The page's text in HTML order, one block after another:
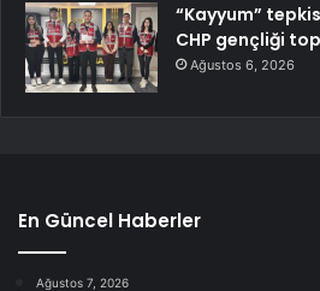
“Kayyum”
CHP gençliği
Ağustos 6, 2026
En Güncel Haberler
Ağustos 7, 2026